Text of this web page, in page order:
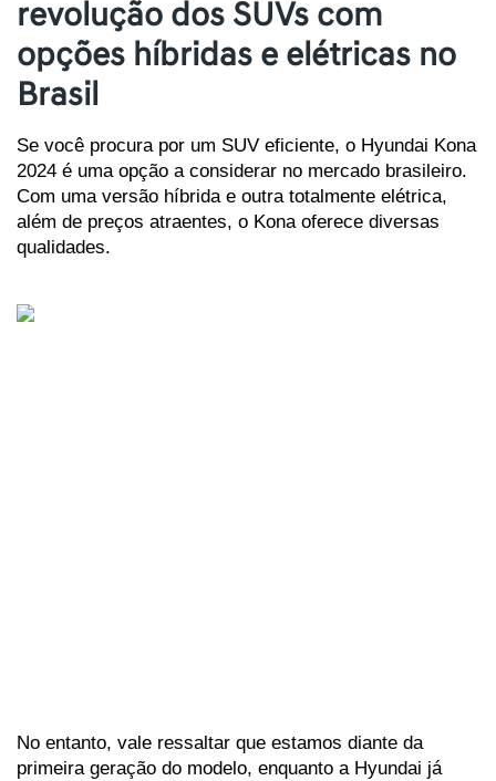
revolução dos SUVs com
opções híbridas e elétricas no
Brasil
Se você procura por um SUV eficiente, o Hyundai Kona
2024 é uma opção a considerar no mercado brasileiro.
Com uma versão híbrida e outra totalmente elétrica,
além de preços atraentes, o Kona oferece diversas
qualidades.
No entanto, vale ressaltar que estamos diante da
primeira geração do modelo, enquanto a Hyundai já